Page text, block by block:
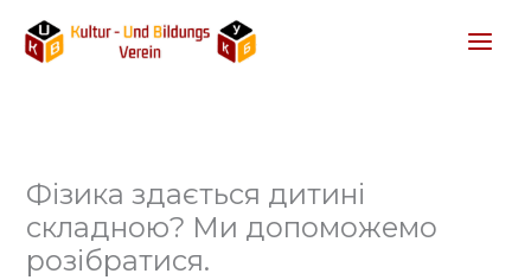
вмісту
Фізика здається дитині
складною? Ми допоможемо
розібратися.